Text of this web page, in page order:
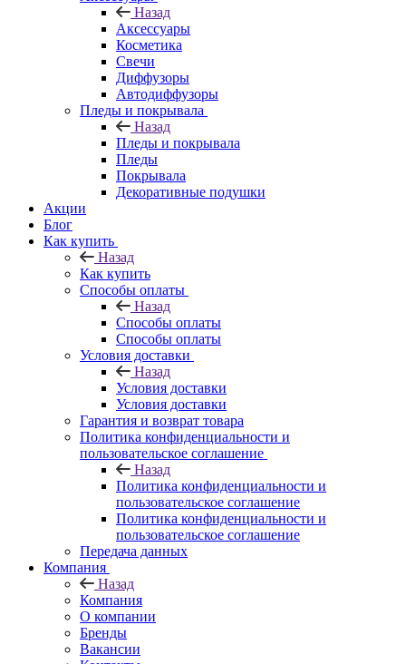
Назад
Аксессуары
Косметика
Свечи
Диффузоры
Автодиффузоры
Пледы и покрывала
Назад
Пледы и покрывала
Пледы
Покрывала
Декоративные подушки
Акции
Блог
Как купить
Назад
Как купить
Способы оплаты
Назад
Способы оплаты
Способы оплаты
Условия доставки
Назад
Условия доставки
Условия доставки
Гарантия и возврат товара
Политика конфиденциальности и
пользовательское соглашение
Назад
Политика конфиденциальности и
пользовательское соглашение
Политика конфиденциальности и
пользовательское соглашение
Передача данных
Компания
Назад
Компания
О компании
Бренды
Вакансии